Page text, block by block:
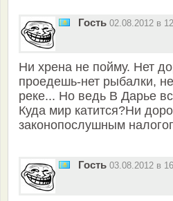
Гость 02.08.2012 в
Ни хрена не пойму. Нет
проедешь-нет рыбалки,
реке... Но ведь В Дарье
Куда мир катится?Ни
законопослушным
Гость 03.08.2012 в